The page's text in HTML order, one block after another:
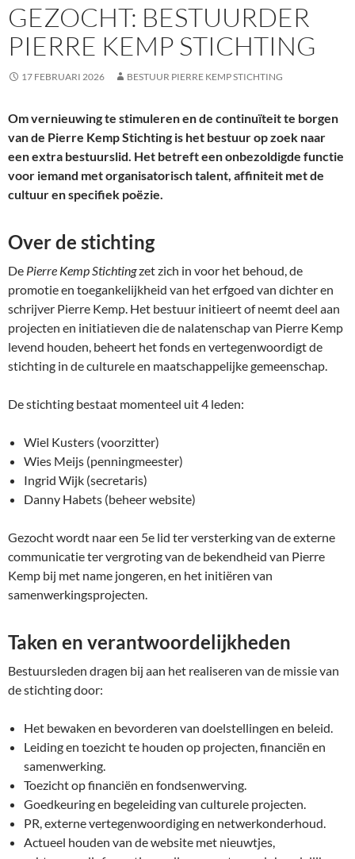
GEZOCHT: BESTUURDER
PIERRE KEMP STICHTING
17 FEBRUARI 2026 BESTUUR PIERRE KEMP STICHTING
Om vernieuwing te stimuleren en de continuïteit te borgen
van de Pierre Kemp Stichting is het bestuur op zoek naar
een extra bestuurslid. Het betreft een onbezoldigde functie
voor iemand met organisatorisch talent, affiniteit met de
cultuur en specifiek poëzie.
Over de stichting
De Pierre Kemp Stichtingzet zich in voor het behoud, de
promotie en toegankelijkheid van het erfgoed van dichter en
schrijver Pierre Kemp. Het bestuur initieert of neemt deel aan
projecten en initiatieven die de nalatenschap van Pierre Kemp
levend houden, beheert het fonds en vertegenwoordigt de
stichting in de culturele en maatschappelijke gemeenschap.
De stichting bestaat momenteel uit 4 leden:
Wiel Kusters (voorzitter)
Wies Meijs (penningmeester)
Ingrid Wijk (secretaris)
Danny Habets (beheer website)
Gezocht wordt naar een 5e lid ter versterking van de externe
communicatie ter vergroting van de bekendheid van Pierre
Kemp bij met name jongeren, en het initiëren van
samenwerkingsprojecten.
Taken en verantwoordelijkheden
Bestuursleden dragen bij aan het realiseren van de missie van
de stichting door:
Het bewaken en bevorderen van doelstellingen en beleid.
Leiding en toezicht te houden op projecten, financiën en
samenwerking.
Toezicht op financiën en fondsenwerving.
Goedkeuring en begeleiding van culturele projecten.
PR, externe vertegenwoordiging en netwerkonderhoud.
Actueel houden van de website met nieuwtjes,